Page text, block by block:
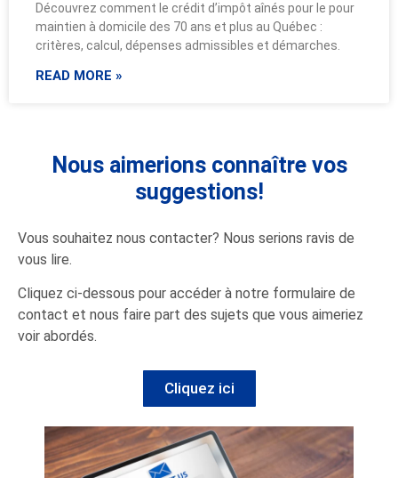
Découvrez comment le crédit d’impôt aînés pour le pour
maintien à domicile des 70 ans et plus au Québec :
critères, calcul, dépenses admissibles et démarches.
READ MORE »
Nous aimerions connaître vos
suggestions!
Vous souhaitez nous contacter? Nous serions ravis de
vous lire.
Cliquez ci-dessous pour accéder à notre formulaire de
contact et nous faire part des sujets que vous aimeriez
voir abordés.
Cliquez ici